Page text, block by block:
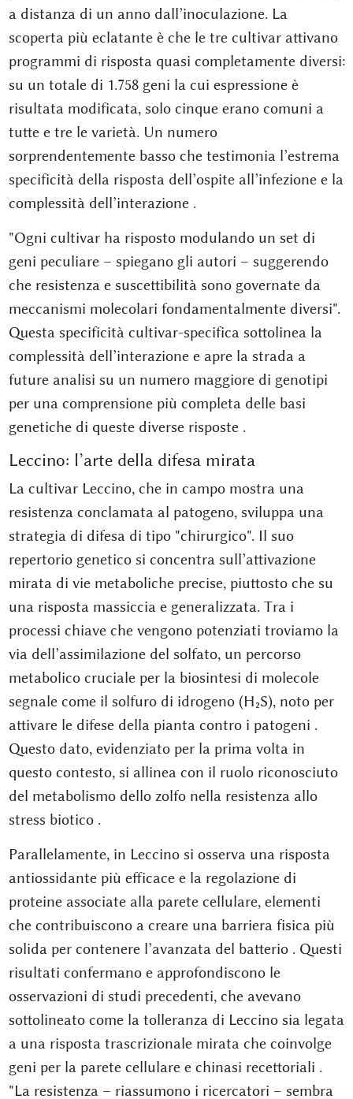
a distanza di un anno dall’inoculazione. La
scoperta più eclatante è che le tre cultivar attivano
programmi di risposta quasi completamente diversi:
su un totale di 1.758 geni la cui espressione è
risultata modificata, solo cinque erano comuni a
tutte e tre le varietà. Un numero
sorprendentemente basso che testimonia l’estrema
specificità della risposta dell’ospite all’infezione e la
complessità dell’interazione .
"Ogni cultivar ha risposto modulando un set di
geni peculiare – spiegano gli autori – suggerendo
che resistenza e suscettibilità sono governate da
meccanismi molecolari fondamentalmente diversi".
Questa specificità cultivar-specifica sottolinea la
complessità dell’interazione e apre la strada a
future analisi su un numero maggiore di genotipi
per una comprensione più completa delle basi
genetiche di queste diverse risposte .
Leccino: l’arte della difesa mirata
La cultivar Leccino, che in campo mostra una
resistenza conclamata al patogeno, sviluppa una
strategia di difesa di tipo "chirurgico". Il suo
repertorio genetico si concentra sull’attivazione
mirata di vie metaboliche precise, piuttosto che su
una risposta massiccia e generalizzata. Tra i
processi chiave che vengono potenziati troviamo la
via dell’assimilazione del solfato, un percorso
metabolico cruciale per la biosintesi di molecole
segnale come il solfuro di idrogeno (H₂S), noto per
attivare le difese della pianta contro i patogeni .
Questo dato, evidenziato per la prima volta in
questo contesto, si allinea con il ruolo riconosciuto
del metabolismo dello zolfo nella resistenza allo
stress biotico .
Parallelamente, in Leccino si osserva una risposta
antiossidante più efficace e la regolazione di
proteine associate alla parete cellulare, elementi
che contribuiscono a creare una barriera fisica più
solida per contenere l’avanzata del batterio . Questi
risultati confermano e approfondiscono le
osservazioni di studi precedenti, che avevano
sottolineato come la tolleranza di Leccino sia legata
a una risposta trascrizionale mirata che coinvolge
geni per la parete cellulare e chinasi recettoriali .
"La resistenza – riassumono i ricercatori – sembra